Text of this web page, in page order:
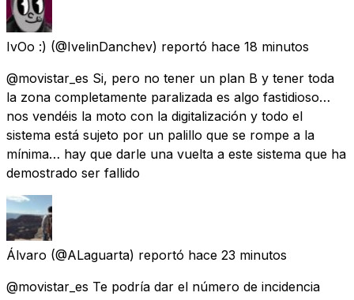
IvOo :) (@IvelinDanchev) reportó hace 18 minutos
@movistar_es Si, pero no tener un plan B y tener toda
la zona completamente paralizada es algo fastidioso…
nos vendéis la moto con la digitalización y todo el
sistema está sujeto por un palillo que se rompe a la
mínima… hay que darle una vuelta a este sistema que ha
demostrado ser fallido
Álvaro (@ALaguarta) reportó hace 23 minutos
@movistar_es Te podría dar el número de incidencia